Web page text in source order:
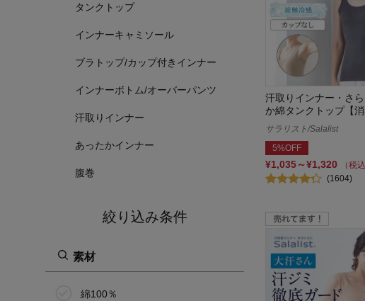
タンクトップ
インナーキャミソール
ブラトップ/カップ付きインナー
インナーボトム/オーバーパンツ
汗取りインナー
あったかインナー
腹巻
絞り込み条件
素材
綿100％
汗取りインナー・さ
か綿タンクトップ【消
サラリスト/Salalist
5%OFF
¥1,035～¥1,320
（税込
(1604)